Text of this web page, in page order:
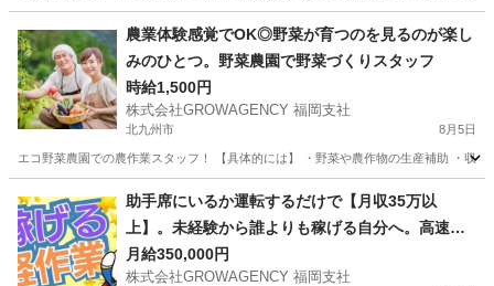
その他 移動販売
農業体験感覚でOK◎野菜が育つのを見るのが楽し
みのひとつ。野菜農園で野菜づくりスタッフ
時給1,500円
株式会社GROWAGENCY 福岡支社
北九州市 8月5日
エコ野菜農園での農作業スタッフ！ 【具体的には】 ・野菜や農作物の生産補助 ・収
その他 スタッフ
助手席にいるか運転するだけで【月収35万以
上】。未経験から誰よりも稼げる自分へ。高速道
路清掃
月給350,000円
株式会社GROWAGENCY 福岡支社